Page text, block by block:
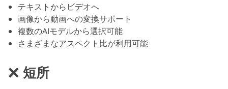
テキストからビデオへ
画像から動画への変換サポート
複数のAIモデルから選択可能
さまざまなアスペクト比が利用可能
短所